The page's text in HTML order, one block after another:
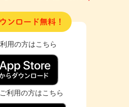
ンロード無料！
用の方はこちら
利用の方はこちら